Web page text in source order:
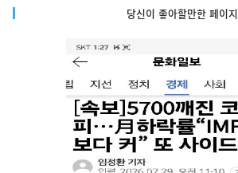
당신이 좋아할만한 페이지